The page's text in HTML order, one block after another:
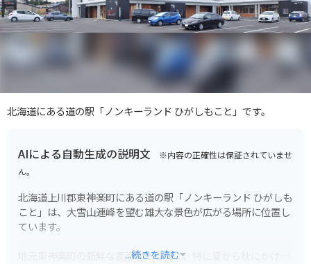
北海道にある道の駅「ノンキーランド ひがしもこと」です。
AIによる自動生成の説明文 ※内容の正確性は保証されていませ
ん。
北海道上川郡東神楽町にある道の駅「ノンキーランド ひがしも
こと」は、大雪山連峰を望む雄大な景色が広がる場所に位置し
ています。
地元東神楽町の新鮮な農産物が自慢で、特に夏から秋にかけて
...続きを読む